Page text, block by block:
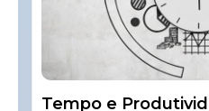
Tempo e